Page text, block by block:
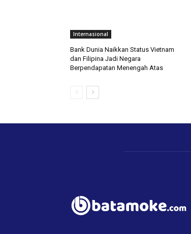
Internasional
Bank Dunia Naikkan Status Vietnam
dan Filipina Jadi Negara
Berpendapatan Menengah Atas